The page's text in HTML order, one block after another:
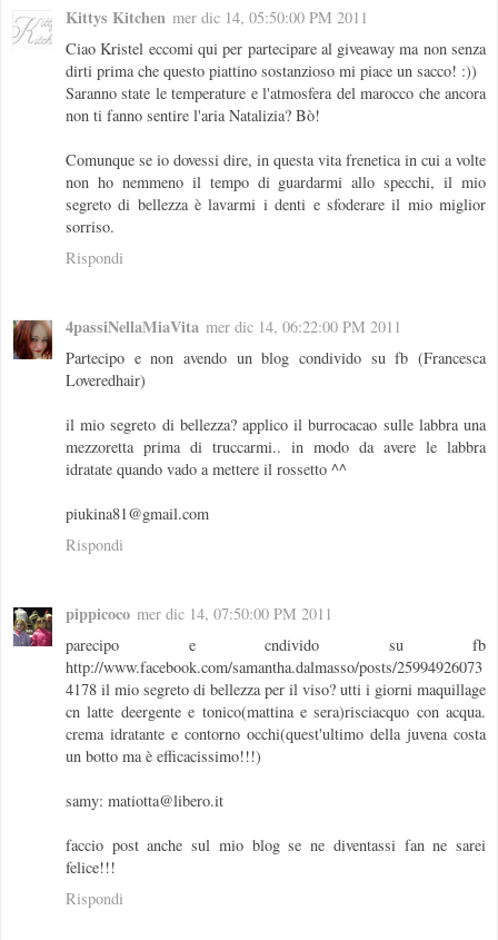
Kittys Kitchen mer dic 14, 05:50:00 PM 2011
Ciao Kristel eccomi qui per partecipare al giveaway ma non senza
dirti prima che questo piattino sostanzioso mi piace un sacco! :))
Saranno state le temperature e l'atmosfera del marocco che ancora
non ti fanno sentire l'aria Natalizia? Bò!
Comunque se io dovessi dire, in questa vita frenetica in cui a volte
non ho nemmeno il tempo di guardarmi allo specchi, il mio
segreto di bellezza è lavarmi i denti e sfoderare il mio miglior
sorriso.
Rispondi
4passiNellaMiaVita mer dic 14, 06:22:00 PM 2011
Partecipo e non avendo un blog condivido su fb (Francesca
Loveredhair)
il mio segreto di bellezza? applico il burrocacao sulle labbra una
mezzoretta prima di truccarmi.. in modo da avere le labbra
idratate quando vado a mettere il rossetto ^^
piukina81@gmail.com
Rispondi
pippicoco mer dic 14, 07:50:00 PM 2011
parecipo e cndivido su fb
http://www.facebook.com/samantha.dalmasso/posts/25994926073
4178 il mio segreto di bellezza per il viso? utti i giorni maquillage
cn latte deergente e tonico(mattina e sera)risciacquo con acqua.
crema idratante e contorno occhi(quest'ultimo della juvena costa
un botto ma è efficacissimo!!!)
samy: matiotta@libero.it
faccio post anche sul mio blog se ne diventassi fan ne sarei
felice!!!
Rispondi